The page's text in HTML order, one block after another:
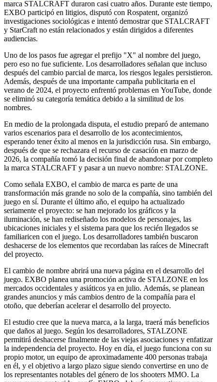
marca STALCRAFT duraron casi cuatro años. Durante este tiempo,
EXBO participó en litigios, disputó con Rospatent, organizó
investigaciones sociológicas e intentó demostrar que STALCRAFT
y StarCraft no están relacionados y están dirigidos a diferentes
audiencias.
Uno de los pasos fue agregar el prefijo "X" al nombre del juego,
pero eso no fue suficiente. Los desarrolladores señalan que incluso
después del cambio parcial de marca, los riesgos legales persistieron.
Además, después de una importante campaña publicitaria en el
verano de 2024, el proyecto enfrentó problemas en YouTube, donde
se eliminó su categoría temática debido a la similitud de los
nombres.
En medio de la prolongada disputa, el estudio preparó de antemano
varios escenarios para el desarrollo de los acontecimientos,
esperando tener éxito al menos en la jurisdicción rusa. Sin embargo,
después de que se rechazara el recurso de casación en marzo de
2026, la compañía tomó la decisión final de abandonar por completo
la marca STALCRAFT y pasar a un nuevo nombre: STALZONE.
Como señala EXBO, el cambio de marca es parte de una
transformación más grande no solo de la compañía, sino también del
juego en sí. Durante el último año, el equipo ha actualizado
seriamente el proyecto: se han mejorado los gráficos y la
iluminación, se han rediseñado los modelos de personajes, las
ubicaciones iniciales y el sistema para que los recién llegados se
familiaricen con el juego. Los desarrolladores también buscaron
deshacerse de los elementos que recordaban las raíces de Minecraft
del proyecto.
El cambio de nombre abrirá una nueva página en el desarrollo del
juego. EXBO planea una promoción activa de STALZONE en los
mercados occidentales y asiáticos ya en julio. Además, se planean
grandes anuncios y más cambios dentro de la compañía para el
otoño, que deberían acelerar el desarrollo del proyecto.
El estudio cree que la nueva marca, a la larga, traerá más beneficios
que daños al juego. Según los desarrolladores, STALZONE
permitirá deshacerse finalmente de las viejas asociaciones y enfatizar
la independencia del proyecto. Hoy en día, el juego funciona con su
propio motor, un equipo de aproximadamente 400 personas trabaja
en él, y el objetivo a largo plazo sigue siendo convertirse en uno de
los representantes notables del género de los shooters MMO. La